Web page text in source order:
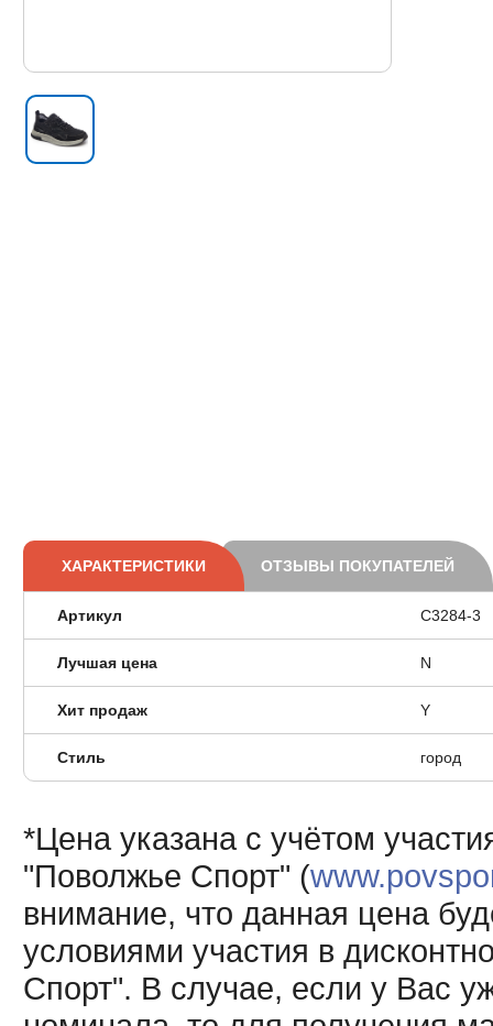
ХАРАКТЕРИСТИКИ ОТЗЫВЫ ПОКУПАТЕЛЕЙ
Артикул C3284-3
Лучшая цена N
Хит продаж Y
Стиль город
*Цена указана с учётом
"Поволжье Спорт" (
внимание, что данная цена
условиями участия в
Спорт". В случае, если у Вас